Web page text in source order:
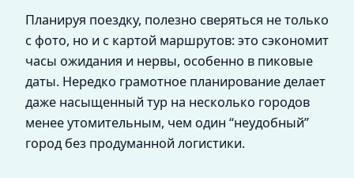
Планируя поездку, полезно сверяться не только
с фото, но и с картой маршрутов: это сэкономит
часы ожидания и нервы, особенно в пиковые
даты. Нередко грамотное планирование делает
даже насыщенный тур на несколько городов
менее утомительным, чем один “неудобный”
город без продуманной логистики.